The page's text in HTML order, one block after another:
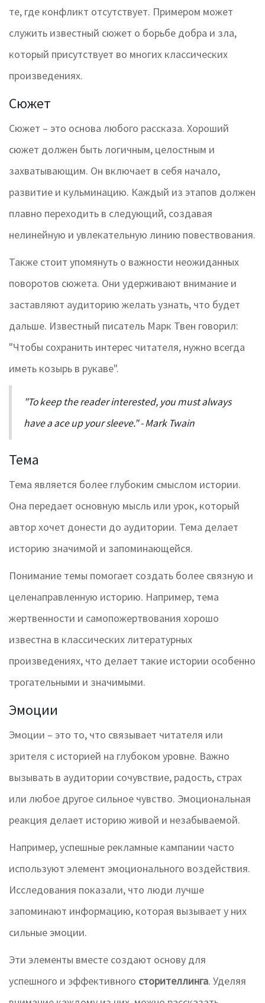
те, где конфликт отсутствует. Примером может
служить известный сюжет о борьбе добра и зла,
который присутствует во многих классических
произведениях.
Сюжет
Сюжет – это основа любого рассказа. Хороший
сюжет должен быть логичным, целостным и
захватывающим. Он включает в себя начало,
развитие и кульминацию. Каждый из этапов должен
плавно переходить в следующий, создавая
нелинейную и увлекательную линию повествования.
Также стоит упомянуть о важности неожиданных
поворотов сюжета. Они удерживают внимание и
заставляют аудиторию желать узнать, что будет
дальше. Известный писатель Марк Твен говорил:
"Чтобы сохранить интерес читателя, нужно всегда
иметь козырь в рукаве".
"To keep the reader interested, you must always
have a ace up your sleeve." - Mark Twain
Тема
Тема является более глубоким смыслом истории.
Она передает основную мысль или урок, который
автор хочет донести до аудитории. Тема делает
историю значимой и запоминающейся.
Понимание темы помогает создать более связную и
целенаправленную историю. Например, тема
жертвенности и самопожертвования хорошо
известна в классических литературных
произведениях, что делает такие истории особенно
трогательными и значимыми.
Эмоции
Эмоции – это то, что связывает читателя или
зрителя с историей на глубоком уровне. Важно
вызывать в аудитории сочувствие, радость, страх
или любое другое сильное чувство. Эмоциональная
реакция делает историю живой и незабываемой.
Например, успешные рекламные кампании часто
используют элемент эмоционального воздействия.
Исследования показали, что люди лучше
запоминают информацию, которая вызывает у них
сильные эмоции.
Эти элементы вместе создают основу для
успешного и эффективного сторителлинга. Уделяя